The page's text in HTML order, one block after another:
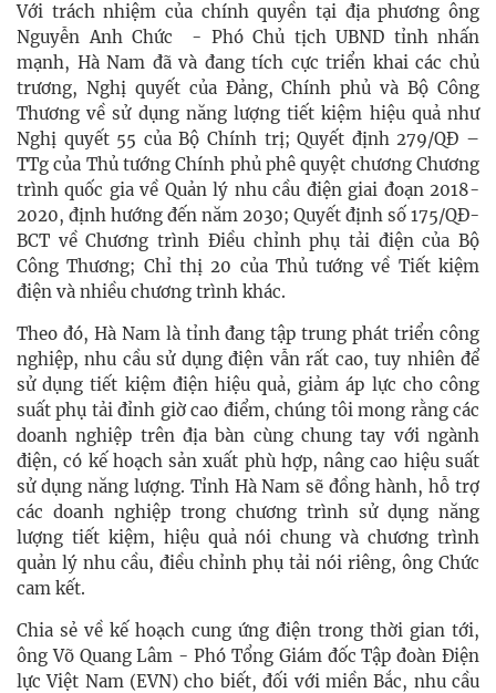
Với trách nhiệm của chính quyền tại địa phương ông
Nguyễn Anh Chức - Phó Chủ tịch UBND tỉnh nhấn
mạnh, Hà Nam đã và đang tích cực triển khai các chủ
trương, Nghị quyết của Đảng, Chính phủ và Bộ Công
Thương về sử dụng năng lượng tiết kiệm hiệu quả như
Nghị quyết 55 của Bộ Chính trị; Quyết định 279/QĐ –
TTg của Thủ tướng Chính phủ phê quyệt chương Chương
trình quốc gia về Quản lý nhu cầu điện giai đoạn 2018-
2020, định hướng đến năm 2030; Quyết định số 175/QĐ-
BCT về Chương trình Điều chỉnh phụ tải điện của Bộ
Công Thương; Chỉ thị 20 của Thủ tướng về Tiết kiệm
điện và nhiều chương trình khác.
Theo đó, Hà Nam là tỉnh đang tập trung phát triển công
nghiệp, nhu cầu sử dụng điện vẫn rất cao, tuy nhiên để
sử dụng tiết kiệm điện hiệu quả, giảm áp lực cho công
suất phụ tải đỉnh giờ cao điểm, chúng tôi mong rằng các
doanh nghiệp trên địa bàn cùng chung tay với ngành
điện, có kế hoạch sản xuất phù hợp, nâng cao hiệu suất
sử dụng năng lượng. Tỉnh Hà Nam sẽ đồng hành, hỗ trợ
các doanh nghiệp trong chương trình sử dụng năng
lượng tiết kiệm, hiệu quả nói chung và chương trình
quản lý nhu cầu, điều chỉnh phụ tải nói riêng, ông Chức
cam kết.
Chia sẻ về kế hoạch cung ứng điện trong thời gian tới,
ông Võ Quang Lâm - Phó Tổng Giám đốc Tập đoàn Điện
lực Việt Nam (EVN) cho biết, đối với miền Bắc, nhu cầu